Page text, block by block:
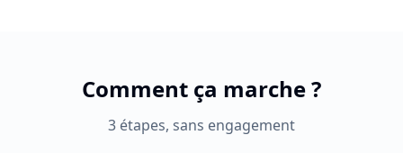
Comment ça marche ?
3 étapes, sans engagement